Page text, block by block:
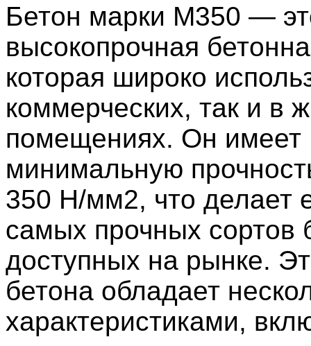
Бетон марки М350 —
высокопрочная
которая широко
коммерческих, так и в
помещениях. Он имеет
минимальную
350 Н/мм2, что делает
самых прочных сортов
доступных на рынке.
бетона обладает
характеристиками,